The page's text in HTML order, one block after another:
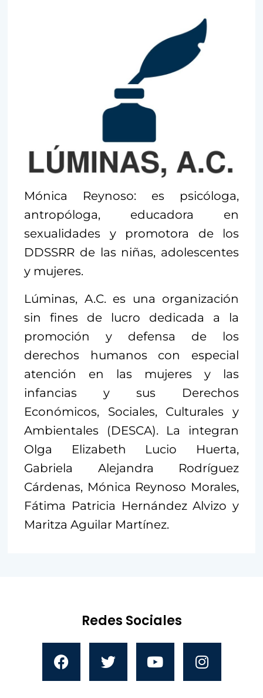
Mónica Reynoso: es psicóloga,
antropóloga, educadora en
sexualidades y promotora de los
DDSSRR de las niñas, adolescentes
y mujeres.
Lúminas, A.C. es una organización
sin fines de lucro dedicada a la
promoción y defensa de los
derechos humanos con especial
atención en las mujeres y las
infancias y sus Derechos
Económicos, Sociales, Culturales y
Ambientales (DESCA). La integran
Olga Elizabeth Lucio Huerta,
Gabriela Alejandra Rodríguez
Cárdenas, Mónica Reynoso Morales,
Fátima Patricia Hernández Alvizo y
Maritza Aguilar Martínez.
Redes Sociales